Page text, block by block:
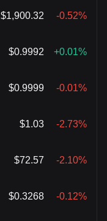
$1,900.32 -0.52%
$0.9992 +0.01%
$0.9999 -0.01%
$1.03 -2.73%
$72.57 -2.10%
$0.3268 -0.12%